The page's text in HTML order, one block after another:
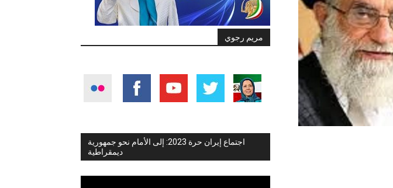
مريم رجوي
اجتماع إيران حرة 2023: إلى الأمام نحو جمهورية
ديمقراطية